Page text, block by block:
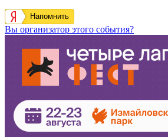
Напомнить
Вы организатор этого события?